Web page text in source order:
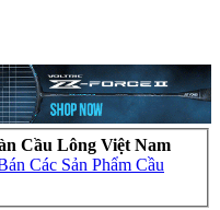
Cầu Lông Việt Nam
Các Sản Phẩm Cầu